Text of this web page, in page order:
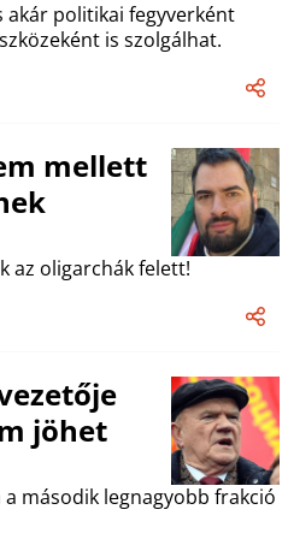
politikai fegyverként
is szolgálhat.
mellett
az oligarchák felett!
jöhet
második legnagyobb frakció